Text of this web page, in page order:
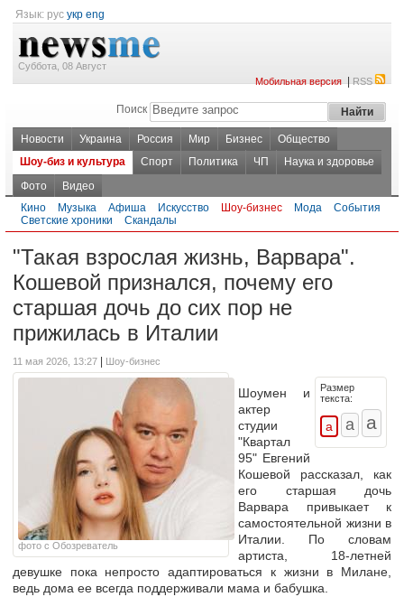
Язык: рус укр eng
Суббота, 08 Август
Мобильная версия|RSS
Поиск
Новости Украина Россия Мир Бизнес
Общество
Шоу-биз и культура
Спорт Политика ЧП
Наука и здоровье
Фото
Видео
Кино
Музыка Афиша Искусство Шоу-бизнес Мода
События
Светские хроники
Скандалы
"Такая взрослая жизнь, Варвара".
Кошевой признался, почему его
старшая дочь до сих пор не
прижилась в Италии
11 мая 2026, 13:27 Шоу-бизнес
фото с Обозреватель
Размер
текста:
Шоумен и
актер
студии
"Квартал
95" Евгений
Кошевой рассказал, как
его старшая дочь
Варвара привыкает к
самостоятельной жизни в
Италии. По словам
артиста, 18-летней
девушке пока непросто адаптироваться к жизни в Милане,
ведь дома ее всегда поддерживали мама и бабушка.